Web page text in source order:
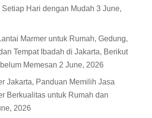
Setiap Hari dengan Mudah 3 June,
Marmer untuk Rumah, Gedung,
Tempat Ibadah di Jakarta, Berikut
Memesan 2 June, 2026
Jakarta, Panduan Memilih Jasa
Berkualitas untuk Rumah dan
2026